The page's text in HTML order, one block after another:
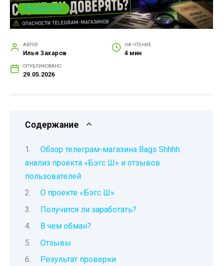
МОШЕННИКИ
АВТОР
Илья Захаров
НА ЧТЕНИЕ
4 мин
ОПУБЛИКОВАНО
29.05.2026
Содержание
Обзор телеграм-магазина Bags Shhhh:
анализ проекта «Бэгс Ш» и отзывов
пользователей
О проекте «Бэгс Ш»
Получится ли заработать?
В чем обман?
Отзывы
Результат проверки